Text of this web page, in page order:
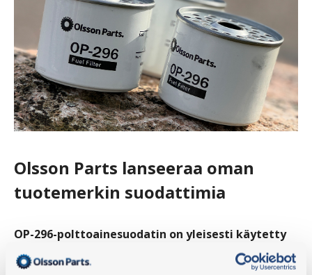
Olsson Parts lanseeraa oman
tuotemerkin suodattimia
OP-296-polttoainesuodatin on yleisesti käytetty
suodatin, joka sopii monenlaisiin traktoreihin ja
työkoneisiin. Kukkarolle sopiva suodatin on